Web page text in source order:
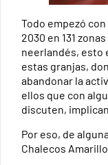
Todo empezó
2030 en 131
neerlandés, esto
estas granjas,
abandonar la
ellos que con
discuten,
Por eso, de
Chalecos